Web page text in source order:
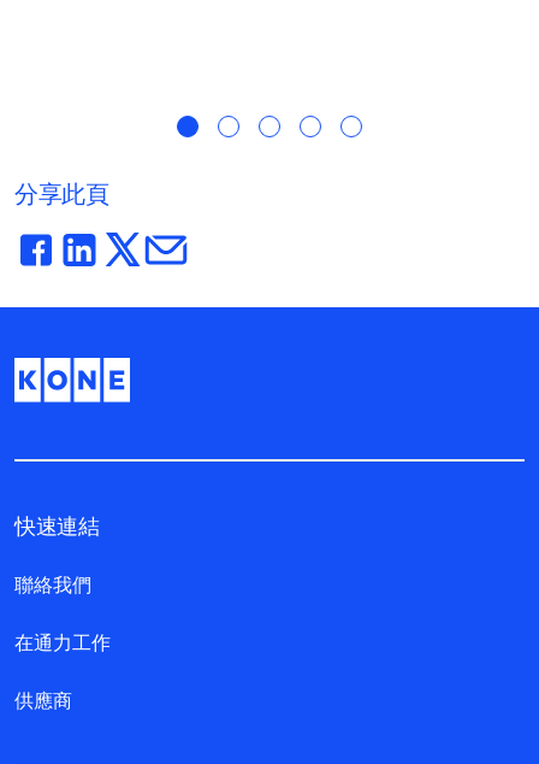
分享此頁
快速連結
聯絡我們
在通力工作
供應商